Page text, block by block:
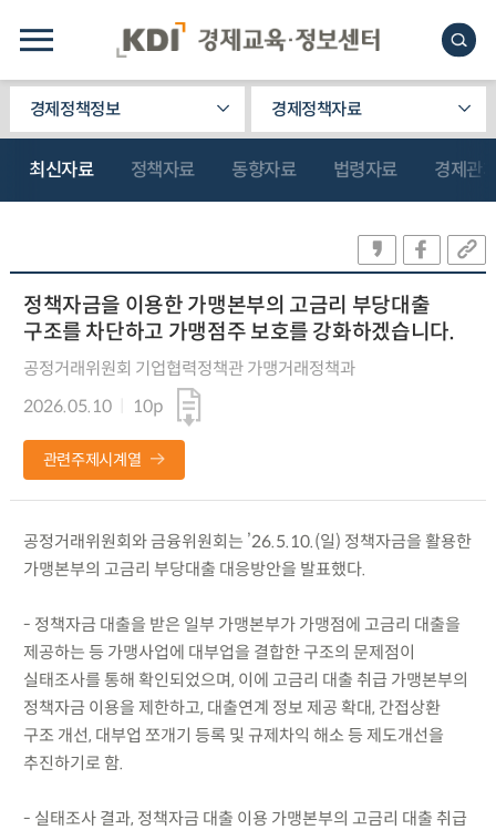
경제정책정보 경제정책자료
최신자료 정책자료 동향자료 법령자료 경제관
정책자금을 이용한 가맹본부의 고금리 부당대출
구조를 차단하고 가맹점주 보호를 강화하겠습니다.
공정거래위원회 기업협력정책관 가맹거래정책과
2026.05.10
10p
관련주제시계열
공정거래위원회와 금융위원회는 ’26.5.10.(일) 정책자금을 활용한
가맹본부의 고금리 부당대출 대응방안을 발표했다.
- 정책자금 대출을 받은 일부 가맹본부가 가맹점에 고금리 대출을
제공하는 등 가맹사업에 대부업을 결합한 구조의 문제점이
실태조사를 통해 확인되었으며, 이에 고금리 대출 취급 가맹본부의
정책자금 이용을 제한하고, 대출연계 정보 제공 확대, 간접상환
구조 개선, 대부업 쪼개기 등록 및 규제차익 해소 등 제도개선을
추진하기로 함.
- 실태조사 결과, 정책자금 대출 이용 가맹본부의 고금리 대출 취급